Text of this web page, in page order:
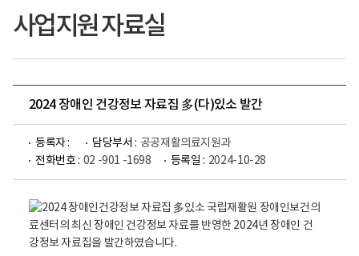
건
복
부
립
활
앙
장
인
건
의
료
센
사업지원 자료실
2024 장애인 건강정보 자료집 多(다)있소 발간
등록자 : 담당부서 : 공공재활의료지원과
전화번호 : 02 -901 -1698 등록일 : 2024-10-28